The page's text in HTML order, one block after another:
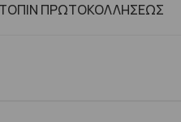
ΠΡΩΤΟΚΟΛΛΗΣΕΩΣ